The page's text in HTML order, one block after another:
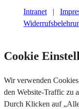
Intranet |
Cookie
Wir verwenden
den Website-Traffic zu
Durch Klicken auf